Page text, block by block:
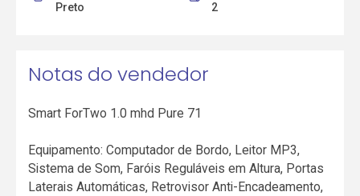
Preto
2
Notas do vendedor
Smart ForTwo 1.0 mhd Pure 71
Equipamento: Computador de Bordo, Leitor MP3,
Sistema de Som, Faróis Reguláveis em Altura, Portas
Laterais Automáticas, Retrovisor Anti-Encadeamento,